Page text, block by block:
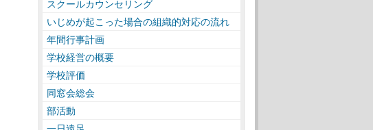
スクールカウンセリング
いじめが起こった場合の組織的対応の流れ
年間行事計画
学校経営の概要
学校評価
同窓会総会
部活動